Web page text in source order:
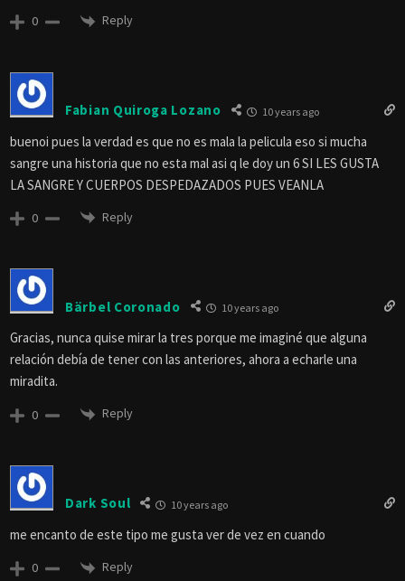
0 Reply
Fabian Quiroga Lozano 10 years ago
buenoi pues la verdad es que no es mala la pelicula eso si mucha
sangre una historia que no esta mal asi q le doy un 6 SI LES GUSTA
LA SANGRE Y CUERPOS DESPEDAZADOS PUES VEANLA
0 Reply
Bärbel Coronado 10 years ago
Gracias, nunca quise mirar la tres porque me imaginé que alguna
relación debía de tener con las anteriores, ahora a echarle una
miradita.
0 Reply
Dark Soul 10 years ago
me encanto de este tipo me gusta ver de vez en cuando
0 Reply